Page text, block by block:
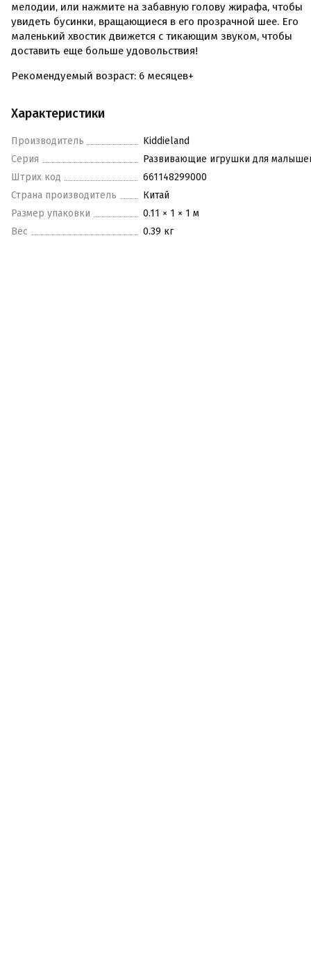
мелодии, или нажмите на забавную голову жирафа, чтобы
увидеть бусинки, вращающиеся в его прозрачной шее. Его
маленький хвостик движется с тикающим звуком, чтобы
доставить еще больше удовольствия!
Рекомендуемый возраст: 6 месяцев+
Характеристики
Производитель
Kiddieland
Серия
Развивающие игрушки для
Штрих код
661148299000
Страна производитель
Китай
Размер упаковки
0.11 × 1 × 1 м
Вес
0.39 кг